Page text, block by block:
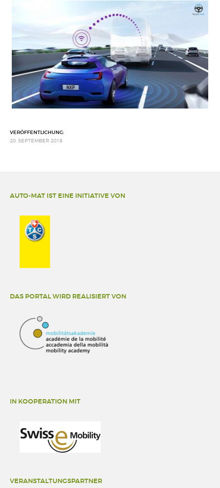
VERÖFFENTLICHUNG:
20. SEPTEMBER 2018
AUTO-MAT IST EINE INITIATIVE VON
DAS PORTAL WIRD REALISIERT VON
IN KOOPERATION MIT
VERANSTALTUNGSPARTNER